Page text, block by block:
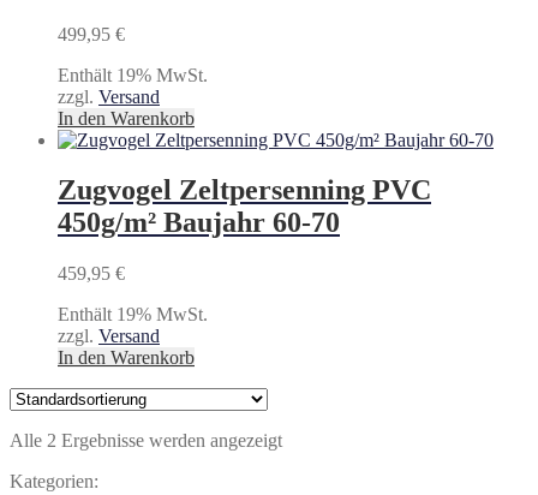
499,95 €
Enthält 19% MwSt.
zzgl. Versand
In den Warenkorb
Zugvogel Zeltpersenning PVC
450g/m² Baujahr 60-70
459,95 €
Enthält 19% MwSt.
zzgl. Versand
In den Warenkorb
Alle 2 Ergebnisse werden angezeigt
Kategorien: